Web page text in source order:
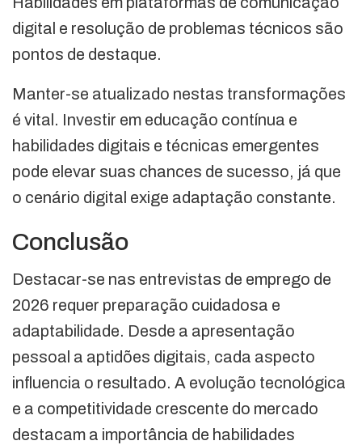
digital e resolução de problemas técnicos são
pontos de destaque.
Manter-se atualizado nestas transformações
é vital. Investir em educação contínua e
habilidades digitais e técnicas emergentes
pode elevar suas chances de sucesso, já que
o cenário digital exige adaptação constante.
Conclusão
Destacar-se nas entrevistas de emprego de
2026 requer preparação cuidadosa e
adaptabilidade. Desde a apresentação
pessoal a aptidões digitais, cada aspecto
influencia o resultado. A evolução tecnológica
e a competitividade crescente do mercado
destacam a importância de habilidades